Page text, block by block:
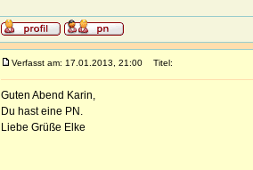
Verfasst am: 17.01.2013, 21:00 Titel:
Guten Abend Karin,
Du hast eine PN.
Liebe Grüße Elke